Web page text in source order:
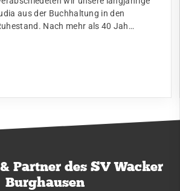
aus der Buchhaltung in den
Nach mehr als 40 Jah…
Partner des SV Wacker
Burghausen